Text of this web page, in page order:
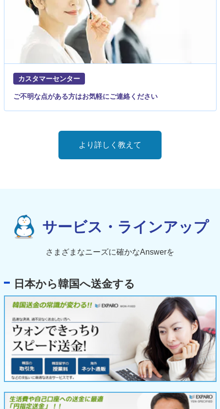
カスタマーセンター
ご不明な点がある方はお気軽にご連絡ください
より詳しく教えて
サービス・ラインアップ
さまざまなニーズに確かなAnswerを
日本から韓国へ送金する